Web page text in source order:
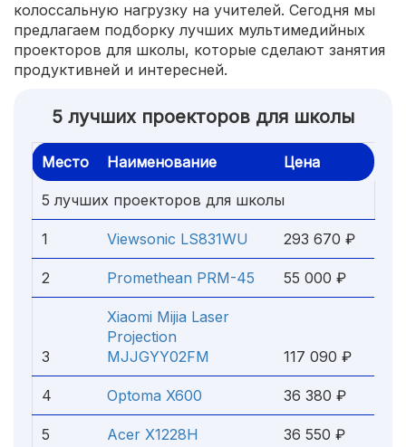
колоссальную нагрузку на учителей. Сегодня мы
предлагаем подборку лучших мультимедийных
проекторов для школы, которые сделают занятия
продуктивней и интересней.
5 лучших проекторов для школы
Место Наименование Цена
5 лучших проекторов для школы
1 Viewsonic LS831WU 293 670 ₽
2 Promethean PRM-45 55 000 ₽
3
Xiaomi Mijia Laser
Projection
MJJGYY02FM
117 090 ₽
4 Optoma X600 36 380 ₽
5 Acer X1228H 36 550 ₽